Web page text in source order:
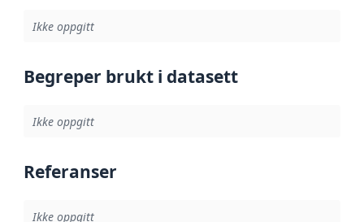
Ikke oppgitt
Begreper brukt i datasett
Ikke oppgitt
Referanser
Ikke oppgitt